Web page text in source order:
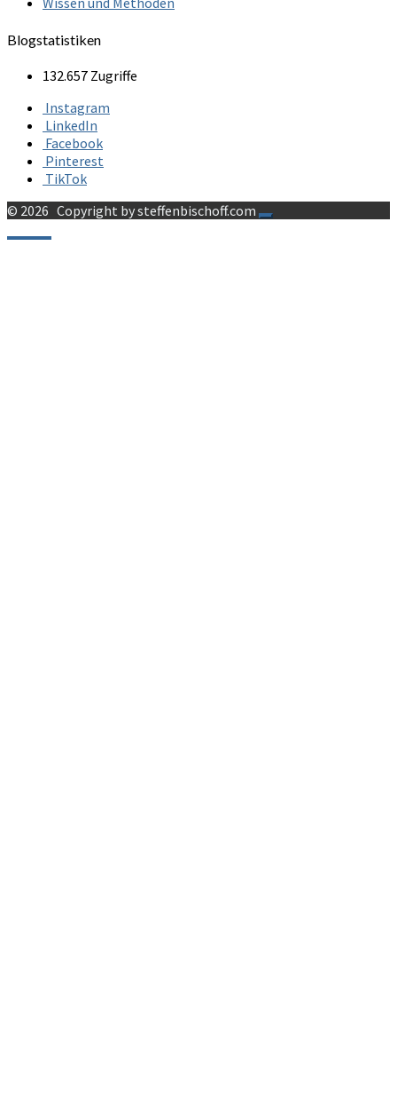
Blogstatistiken
132.657 Zugriffe
Instagram
LinkedIn
Facebook
Pinterest
TikTok
© 2026 Copyright by steffenbischoff.com